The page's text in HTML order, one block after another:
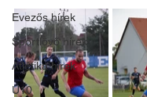
Evezős hírek
Sportlövő hírek
Atlétika hírek
U10